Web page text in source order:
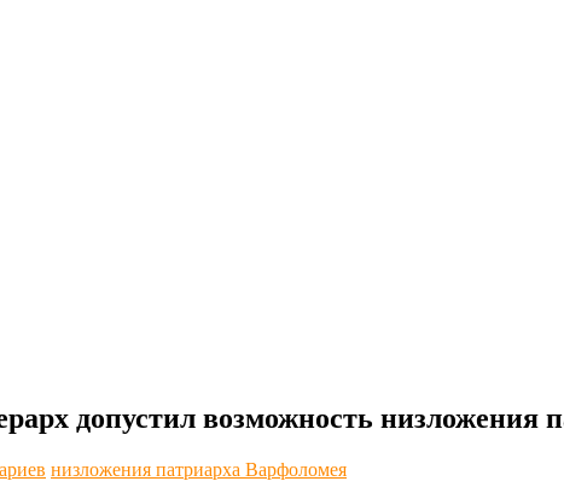
допустил возможность низложения
низложения патриарха Варфоломея